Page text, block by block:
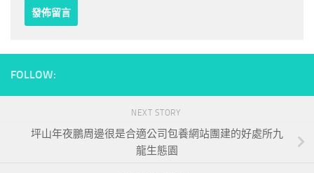
FOLLOW:
NEXT STORY
坪山年夜鵬周邊很是合適公司包養網站團建的好處所九
龍生態園